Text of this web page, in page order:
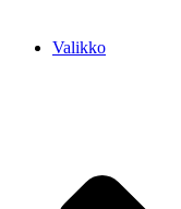
Valikko